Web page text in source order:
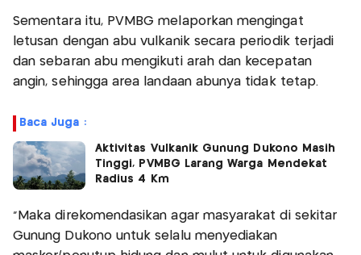
Sementara itu, PVMBG melaporkan mengingat
letusan dengan abu vulkanik secara periodik terjadi
dan sebaran abu mengikuti arah dan kecepatan
angin, sehingga area landaan abunya tidak tetap.
Baca Juga :
Aktivitas Vulkanik Gunung Dukono Masih
Tinggi, PVMBG Larang Warga Mendekat
Radius 4 Km
“Maka direkomendasikan agar masyarakat di sekitar
Gunung Dukono untuk selalu menyediakan